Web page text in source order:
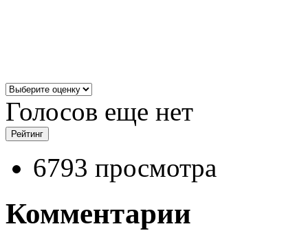
Голосов еще нет
6793 просмотра
Комментарии